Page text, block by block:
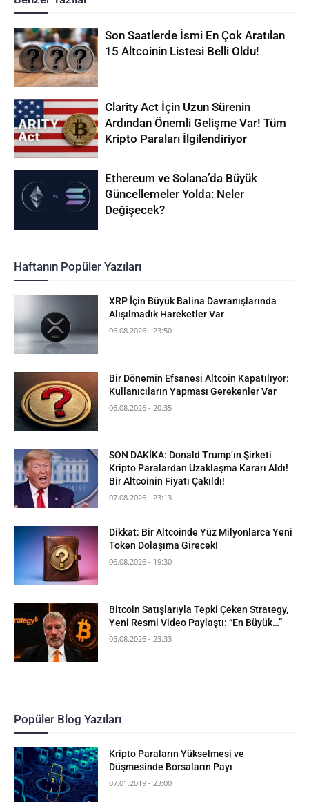
Son Saatlerde İsmi En Çok Aratılan
15 Altcoinin Listesi Belli Oldu!
Clarity Act İçin Uzun Sürenin
Ardından Önemli Gelişme Var! Tüm
Kripto Paraları İlgilendiriyor
Ethereum ve Solana’da Büyük
Güncellemeler Yolda: Neler
Değişecek?
Haftanın Popüler Yazıları
XRP İçin Büyük Balina Davranışlarında
Alışılmadık Hareketler Var
06.08.2026 - 23:50
Bir Dönemin Efsanesi Altcoin Kapatılıyor:
Kullanıcıların Yapması Gerekenler Var
06.08.2026 - 20:35
SON DAKİKA: Donald Trump’ın Şirketi
Kripto Paralardan Uzaklaşma Kararı Aldı!
Bir Altcoinin Fiyatı Çakıldı!
07.08.2026 - 23:13
Dikkat: Bir Altcoinde Yüz Milyonlarca Yeni
Token Dolaşıma Girecek!
06.08.2026 - 19:30
Bitcoin Satışlarıyla Tepki Çeken Strategy,
Yeni Resmi Video Paylaştı: “En Büyük…”
05.08.2026 - 23:33
Popüler Blog Yazıları
Kripto Paraların Yükselmesi ve
Düşmesinde Borsaların Payı
07.01.2019 - 23:00